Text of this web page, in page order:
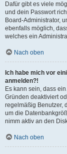
Dafür gibt es viele
und dein Passwort
Board-Administrator,
ebenfalls möglich,
welches ein
Nach oben
Ich habe mich vor
anmelden?!
Es kann sein, dass
Gründen deaktiviert
regelmäßig Benutzer,
um die
nimm aktiv an den
Nach oben